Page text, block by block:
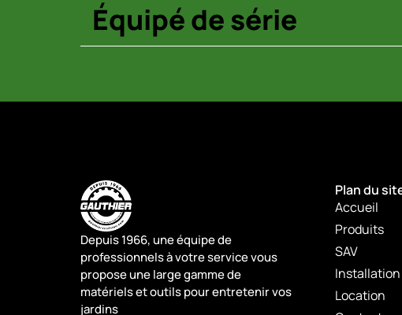
Équipé de série
Depuis 1966, une équipe de
professionnels à votre service vous
propose une large gamme de
matériels et outils pour entretenir vos
jardins
Plan du
Accueil
Produits
SAV
Location